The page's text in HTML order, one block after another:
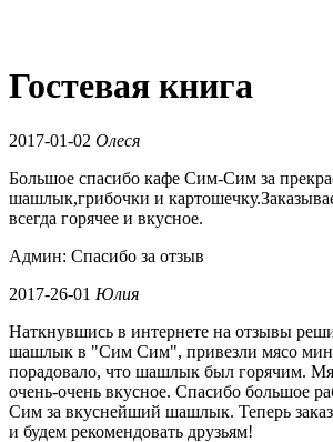
Гостевая книга
2017-01-02 Олеся
Большое спасибо кафе Сим-Сим за
шашлык,грибочки и
всегда горячее и вкусное.
Админ: Спасибо за отзыв
2017-26-01 Юлия
Наткнувшись в интернете на отзывы
шашлык в "Сим Сим", привезли мясо
порадовало, что шашлык был горячим.
очень-очень вкусное. Спасибо большое
Сим за вкуснейший шашлык. Теперь
и будем рекомендовать друзьям!